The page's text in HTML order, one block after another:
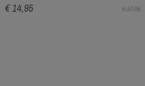
€ 14,95 € 37,95